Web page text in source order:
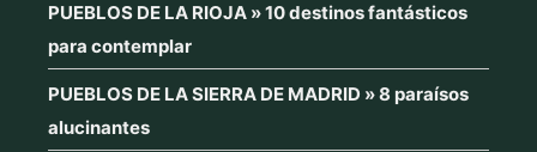
PUEBLOS DE LA RIOJA » 10 destinos fantásticos
para contemplar
PUEBLOS DE LA SIERRA DE MADRID » 8 paraísos
alucinantes